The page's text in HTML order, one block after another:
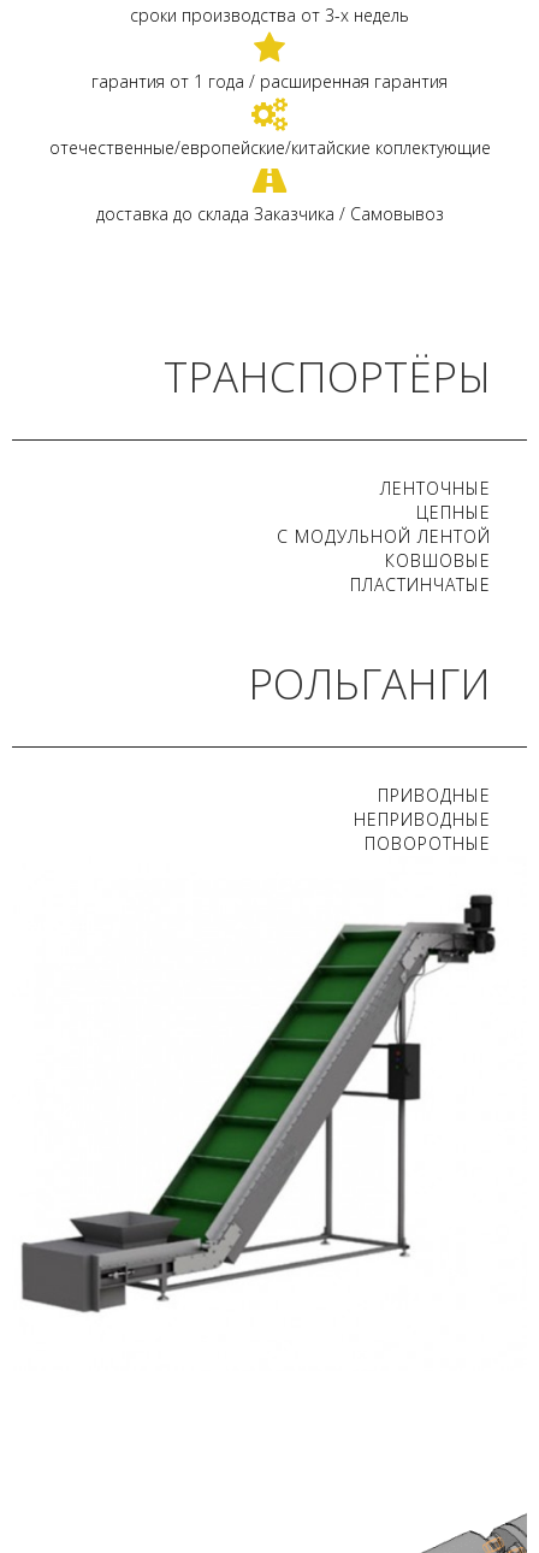
сроки производства от 3-х недель
гарантия от 1 года / расширенная гарантия
отечественные/европейские/китайские коплектующие
доставка до склада Заказчика / Самовывоз
ТРАНСПОРТЁРЫ
ЛЕНТОЧНЫЕ
ЦЕПНЫЕ
С МОДУЛЬНОЙ ЛЕНТОЙ
КОВШОВЫЕ
ПЛАСТИНЧАТЫЕ
РОЛЬГАНГИ
ПРИВОДНЫЕ
НЕПРИВОДНЫЕ
ПОВОРОТНЫЕ